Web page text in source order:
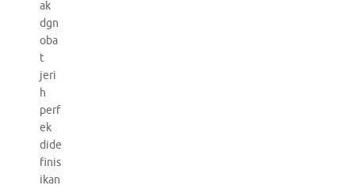
ak
dgn
oba
t
jeri
h
perf
ek
dide
finis
ikan